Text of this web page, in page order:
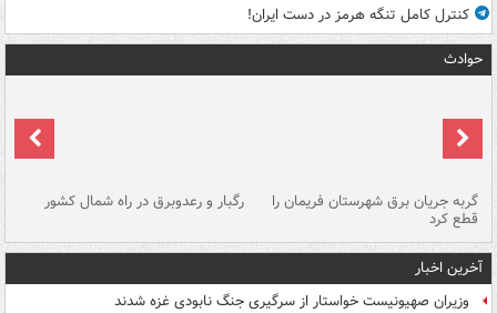
کنترل کامل تنگه هرمز در دست ایران!
حوادث
گربه جریان برق شهرستان فریمان را
قطع کرد
رگبار و رعدوبرق در راه شمال کشور
آخرین اخبار
وزیران صهیونیست خواستار از سرگیری جنگ نابودی غزه شدند